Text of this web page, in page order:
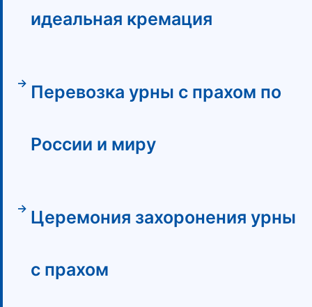
идеальная кремация
Перевозка урны с прахом по
России и миру
Церемония захоронения урны
с прахом